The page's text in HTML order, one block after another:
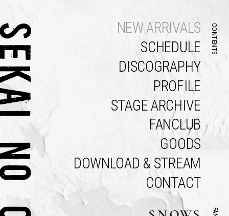
CONTENTS
NEW ARRIVALS
SCHEDULE
DISCOGRAPHY
PROFILE
STAGE ARCHIVE
FANCLUB
GOODS
DOWNLOAD & STREAM
CONTACT